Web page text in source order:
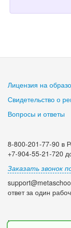
Лицензия на
Свидетельство о
Вопросы и ответы
8-800-201-77-90 в
+7-904-55-21-720
Заказать звонок
ответ за один
Мы в социальных